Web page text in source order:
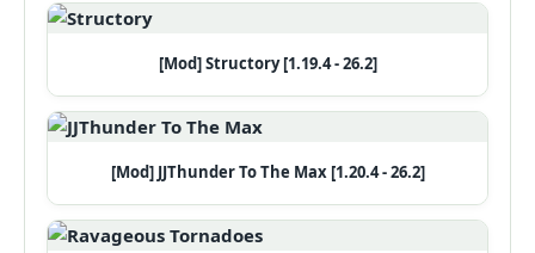
[Mod] Structory [1.19.4 - 26.2]
[Mod] JJThunder To The Max [1.20.4 - 26.2]